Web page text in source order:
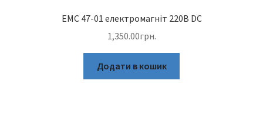
ЕМС 47-01 електромагніт 220В DC
1,350.00грн.
Додати в кошик